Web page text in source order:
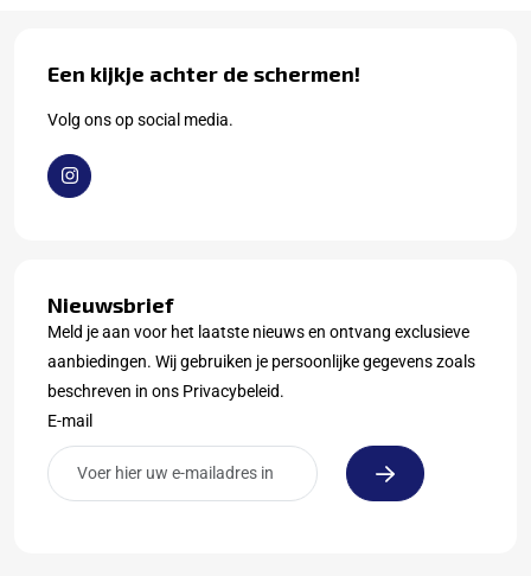
Een kijkje achter de schermen!
Volg ons op social media.
Nieuwsbrief
Meld je aan voor het laatste nieuws en ontvang exclusieve
aanbiedingen. Wij gebruiken je persoonlijke gegevens zoals
beschreven in ons Privacybeleid.
E-mail